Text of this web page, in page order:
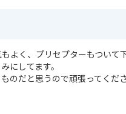
よく、プリセプターもついて
にしてます。
のだと思うので頑張ってくださ